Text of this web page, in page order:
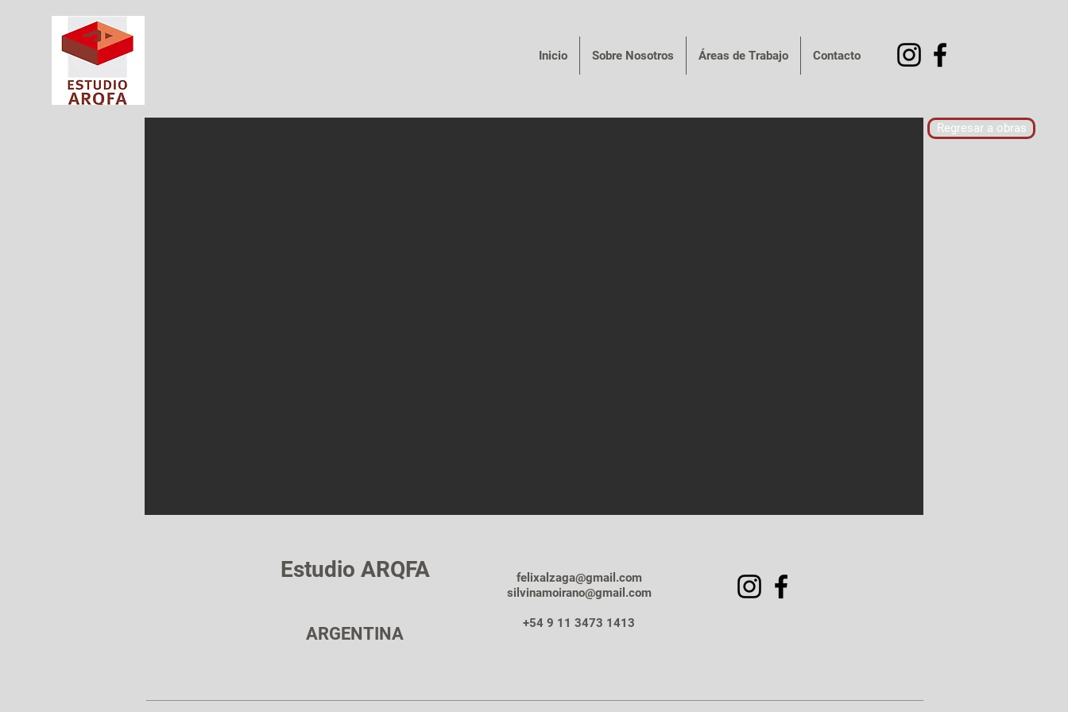
Inicio Sobre Nosotros Áreas de Trabajo Contacto
Regresar a obras
Estudio ARQFA
ARGENTINA
felixalzaga@gmail.com
silvinamoirano@gmail.com
+54 9 11 3473 1413